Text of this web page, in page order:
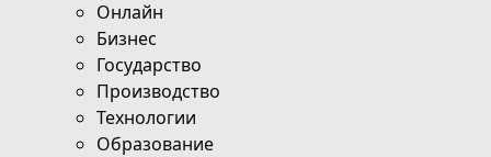
Онлайн
Бизнес
Государство
Производство
Технологии
Образование